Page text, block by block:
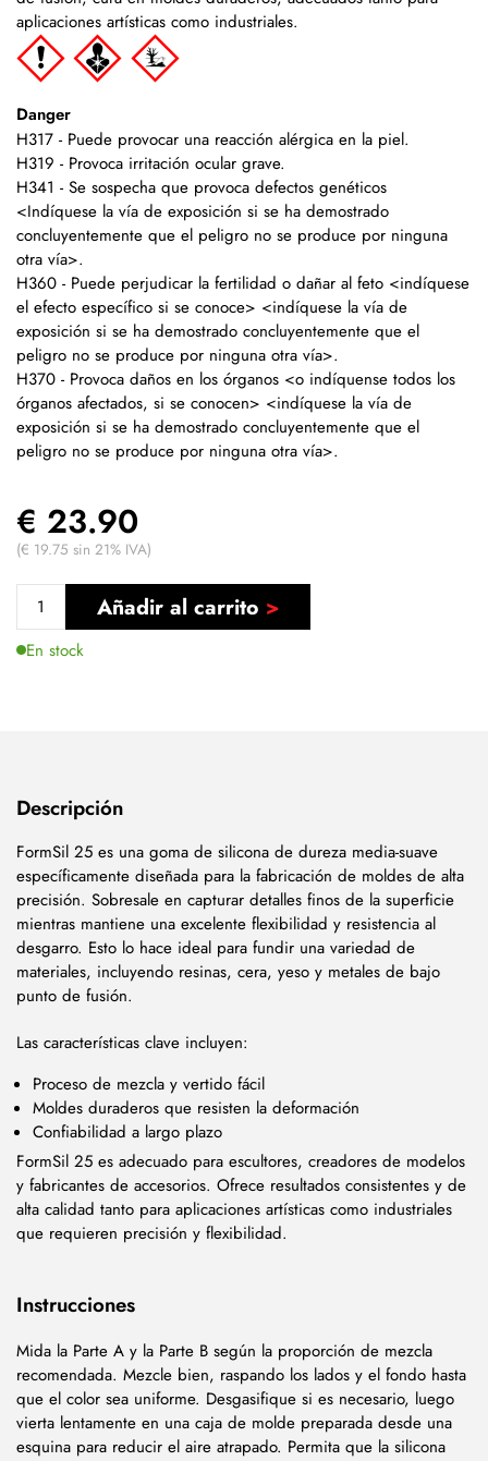
aplicaciones artísticas como industriales.
Danger
H317 - Puede provocar una reacción alérgica en la piel.
H319 - Provoca irritación ocular grave.
H341 - Se sospecha que provoca defectos genéticos
<Indíquese la vía de exposición si se ha demostrado
concluyentemente que el peligro no se produce por ninguna
otra vía>.
H360 - Puede perjudicar la fertilidad o dañar al feto <indíquese
el efecto específico si se conoce> <indíquese la vía de
exposición si se ha demostrado concluyentemente que el
peligro no se produce por ninguna otra vía>.
H370 - Provoca daños en los órganos <o indíquense todos los
órganos afectados, si se conocen> <indíquese la vía de
exposición si se ha demostrado concluyentemente que el
peligro no se produce por ninguna otra vía>.
€ 23.90
(€ 19.75 sin 21% IVA)
Añadir al carrito
En stock
Descripción
FormSil 25 es una goma de silicona de dureza media-suave
específicamente diseñada para la fabricación de moldes de alta
precisión. Sobresale en capturar detalles finos de la superficie
mientras mantiene una excelente flexibilidad y resistencia al
desgarro. Esto lo hace ideal para fundir una variedad de
materiales, incluyendo resinas, cera, yeso y metales de bajo
punto de fusión.
Las características clave incluyen:
Proceso de mezcla y vertido fácil
Moldes duraderos que resisten la deformación
Confiabilidad a largo plazo
FormSil 25 es adecuado para escultores, creadores de modelos
y fabricantes de accesorios. Ofrece resultados consistentes y de
alta calidad tanto para aplicaciones artísticas como industriales
que requieren precisión y flexibilidad.
Instrucciones
Mida la Parte A y la Parte B según la proporción de mezcla
recomendada. Mezcle bien, raspando los lados y el fondo hasta
que el color sea uniforme. Desgasifique si es necesario, luego
vierta lentamente en una caja de molde preparada desde una
esquina para reducir el aire atrapado. Permita que la silicona